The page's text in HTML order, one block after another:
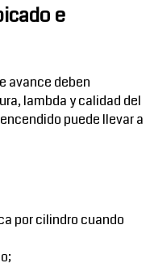
e
avance deben
lambda y calidad del
puede llevar a
por cilindro cuando